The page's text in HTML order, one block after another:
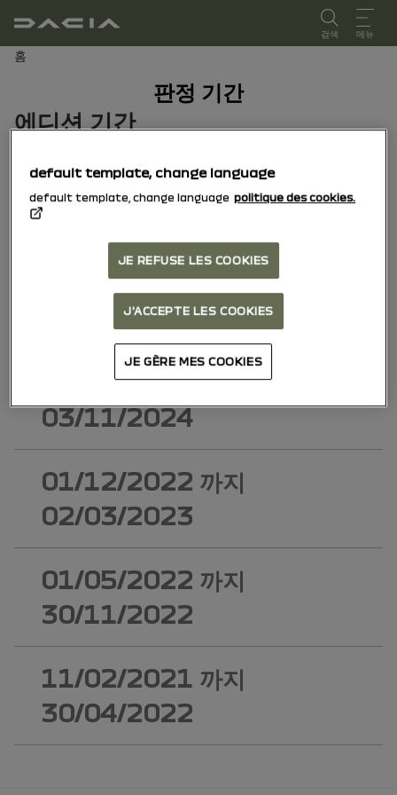
사용 설명서
검색 메뉴
브레드크럼
홈
판정 기간
에디션 기간
15/10/2025
04/11/2024까지
14/10/2025
03/03/2023까지
03/11/2024
01/12/2022 까지
02/03/2023
01/05/2022 까지
30/11/2022
11/02/2021 까지
30/04/2022
default template, change language
default template, change language politique des cookies.
JE REFUSE LES COOKIES
J'ACCEPTE LES COOKIES
JE GÈRE MES COOKIES